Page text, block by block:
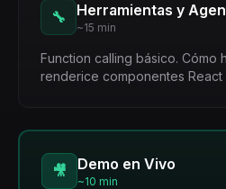
🔧 Herramientas y
~15 min
Function calling básico. Cómo
renderice componentes React
🎥 Demo en Vivo
~10 min